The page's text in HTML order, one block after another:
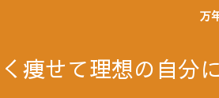
万
痩せて理想の自分